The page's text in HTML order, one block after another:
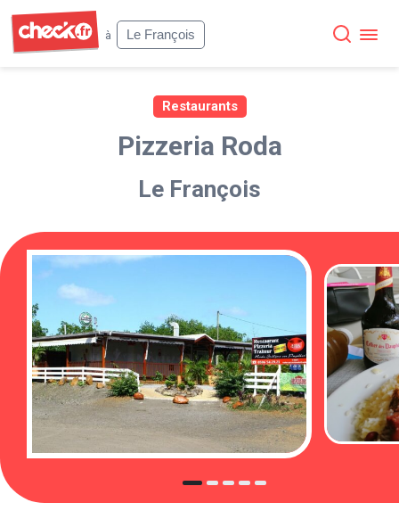
à
Le François
Restaurants
Pizzeria Roda
Le François